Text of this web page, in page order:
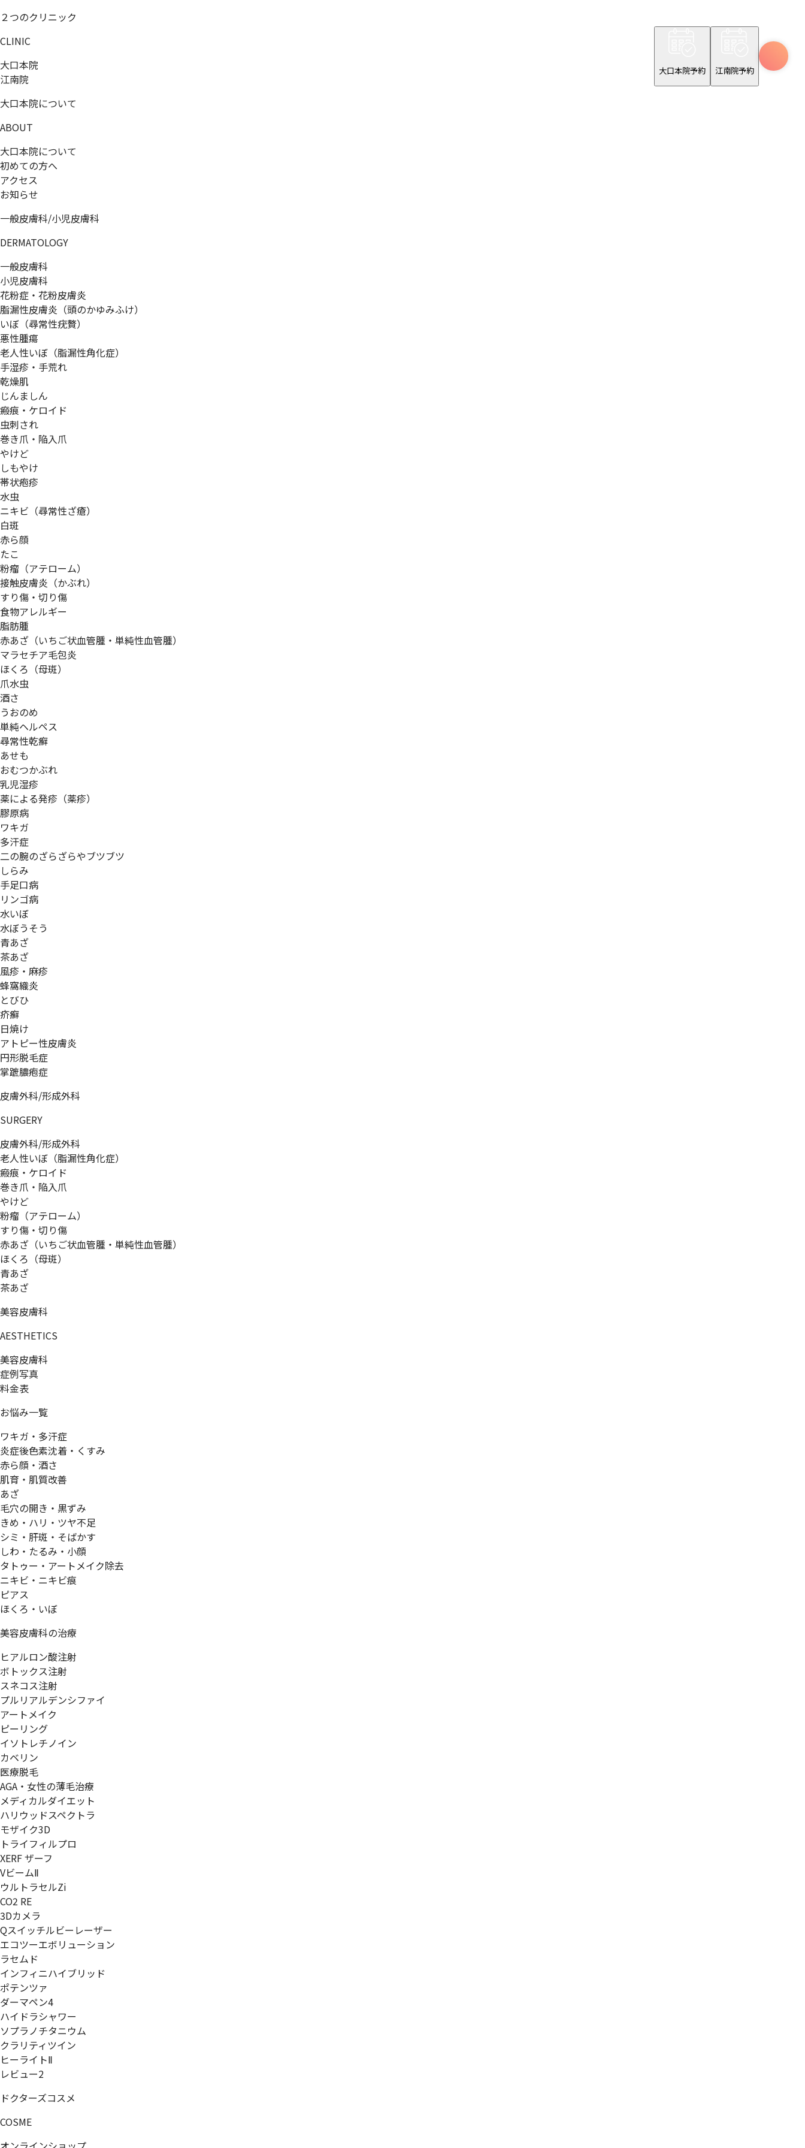
大口本院予約 江南院予約
２つのクリニック
CLINIC
大口本院
江南院
大口本院について
ABOUT
大口本院について
初めての方へ
アクセス
お知らせ
一般皮膚科/小児皮膚科
DERMATOLOGY
一般皮膚科
小児皮膚科
花粉症・花粉皮膚炎
脂漏性皮膚炎（頭のかゆみふけ）
いぼ（尋常性疣贅）
悪性腫瘍
老人性いぼ（脂漏性角化症）
手湿疹・手荒れ
乾燥肌
じんましん
瘢痕・ケロイド
虫刺され
巻き爪・陥入爪
やけど
しもやけ
帯状疱疹
水虫
ニキビ（尋常性ざ瘡）
白斑
赤ら顔
たこ
粉瘤（アテローム）
接触皮膚炎（かぶれ）
すり傷・切り傷
食物アレルギー
脂肪腫
赤あざ（いちご状血管腫・単純性血管腫）
マラセチア毛包炎
ほくろ（母斑）
爪水虫
酒さ
うおのめ
単純ヘルペス
尋常性乾癬
あせも
おむつかぶれ
乳児湿疹
薬による発疹（薬疹）
膠原病
ワキガ
多汗症
二の腕のざらざらやブツブツ
しらみ
手足口病
リンゴ病
水いぼ
水ぼうそう
青あざ
茶あざ
風疹・麻疹
蜂窩織炎
とびひ
疥癬
日焼け
アトピー性皮膚炎
円形脱毛症
掌蹠膿疱症
皮膚外科/形成外科
SURGERY
皮膚外科/形成外科
老人性いぼ（脂漏性角化症）
瘢痕・ケロイド
巻き爪・陥入爪
やけど
粉瘤（アテローム）
すり傷・切り傷
赤あざ（いちご状血管腫・単純性血管腫）
ほくろ（母斑）
青あざ
茶あざ
美容皮膚科
AESTHETICS
美容皮膚科
症例写真
料金表
お悩み一覧
ワキガ・多汗症
炎症後色素沈着・くすみ
赤ら顔・酒さ
肌育・肌質改善
あざ
毛穴の開き・黒ずみ
きめ・ハリ・ツヤ不足
シミ・肝斑・そばかす
しわ・たるみ・小顔
タトゥー・アートメイク除去
ニキビ・ニキビ痕
ピアス
ほくろ・いぼ
美容皮膚科の治療
ヒアルロン酸注射
ボトックス注射
スネコス注射
プルリアルデンシファイ
アートメイク
ピーリング
イソトレチノイン
カベリン
医療脱毛
AGA・女性の薄毛治療
メディカルダイエット
ハリウッドスペクトラ
モザイク3D
トライフィルプロ
XERF ザーフ
VビームⅡ
ウルトラセルZi
CO2 RE
3Dカメラ
Qスイッチルビーレーザー
エコツーエボリューション
ラセムド
インフィニハイブリッド
ポテンツァ
ダーマペン4
ハイドラシャワー
ソプラノチタニウム
クラリティツイン
ヒーライトⅡ
レビュー2
ドクターズコスメ
COSME